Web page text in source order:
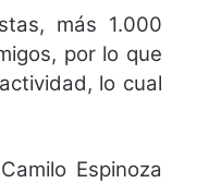
más 1.000
por lo que
lo cual
Espinoza